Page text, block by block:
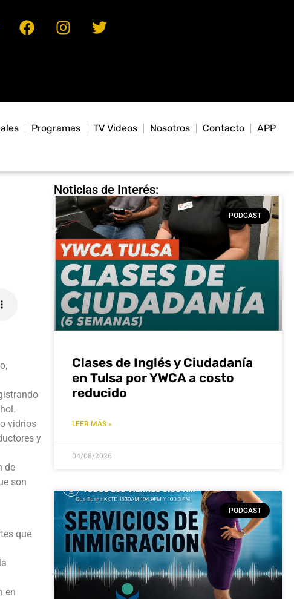
Programas TV Videos Nosotros Contacto APP
vidrios
y
de
son
que
en
Noticias de Interés:
PODCAST
Clases de Inglés y Ciudadanía
en Tulsa por YWCA a costo
reducido
LEER MÁS »
04/08/2026
PODCAST